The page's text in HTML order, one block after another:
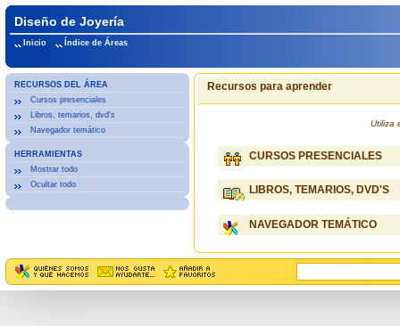
Diseño de Joyería
Inicio Índice de Áreas
RECURSOS DEL ÁREA
Cursos presenciales
Libros, temarios, dvd's
Navegador temático
HERRAMIENTAS
Mostrar todo
Ocultar todo
Recursos para aprender
Utiliza
CURSOS PRESENCIALES
LIBROS, TEMARIOS, DVD'S
NAVEGADOR TEMÁTICO